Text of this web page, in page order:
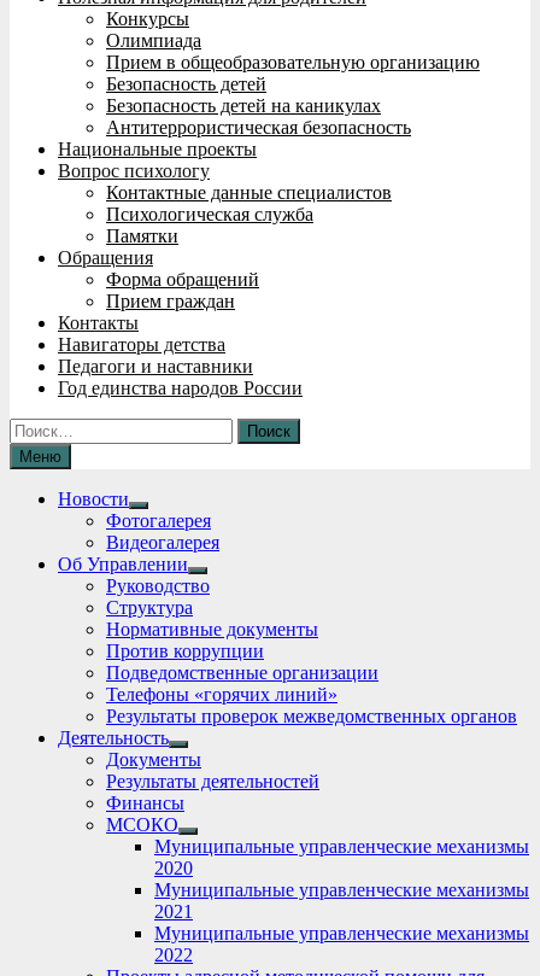
Конкурсы
Олимпиада
Прием в общеобразовательную организацию
Безопасность детей
Безопасность детей на каникулах
Антитеррористическая безопасность
Национальные проекты
Вопрос психологу
Контактные данные специалистов
Психологическая служба
Памятки
Обращения
Форма обращений
Прием граждан
Контакты
Навигаторы детства
Педагоги и наставники
Год единства народов России
Найти:
Меню
Новости
Show
sub
menu
Фотогалерея
Видеогалерея
Об Управлении
Show
sub
Руководство
Структура
Нормативные документы
Против коррупции
Подведомственные организации
Телефоны «горячих линий»
Результаты проверок межведомственных органов
Деятельность
Show
sub
menu
Документы
Результаты деятельностей
Финансы
МСОКО
Show
sub
menu
Муниципальные управленческие механизмы
2020
Муниципальные управленческие механизмы
2021
Муниципальные управленческие механизмы
2022